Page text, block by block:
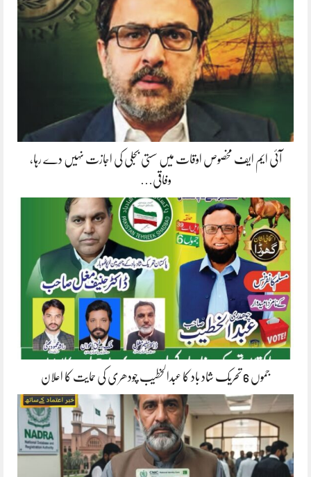
آئی ایم ایف مخصوص اوقات میں سستی بجلی کی اجازت نہیں دے رہا،
وفاقی…
جموں 6 تحریک شاد باد کا عبدالخطیب چودھری کی حمایت کا اعلان